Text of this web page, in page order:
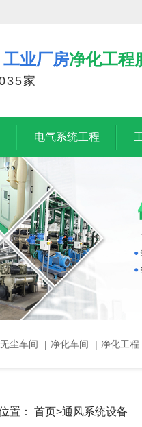
业厂房净化工程
家
电气系统工程
尘车间 | 净化车间 | 净化工程
置： 首页>通风系统设备